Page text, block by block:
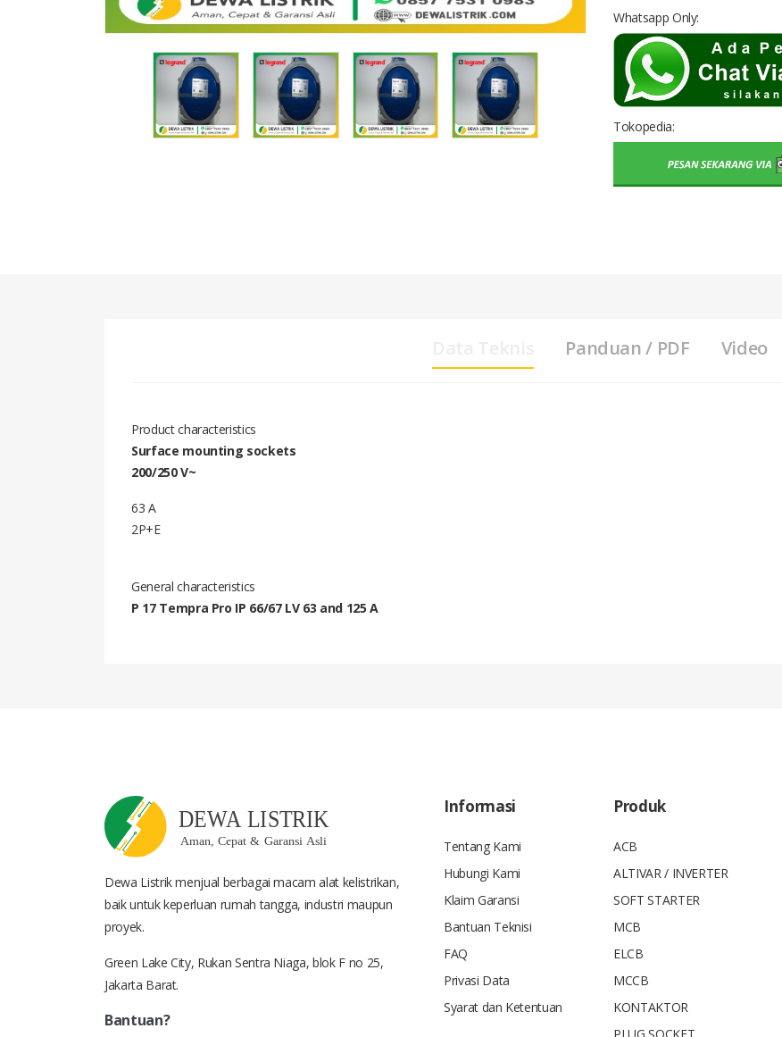
Whatsapp Only:
Tokopedia:
Panduan / PDF Video
Product characteristics
Surface mounting sockets
200/250 V~
63 A
2P+E
General characteristics
P 17 Tempra Pro IP 66/67 LV 63 and 125 A
Dewa Listrik menjual berbagai macam alat kelistrikan,
baik untuk keperluan rumah tangga, industri maupun
proyek.
Green Lake City, Rukan Sentra Niaga, blok F no 25,
Jakarta Barat.
Bantuan?
Informasi
Tentang Kami
Hubungi Kami
Klaim Garansi
Bantuan Teknisi
FAQ
Privasi Data
Syarat dan Ketentuan
Produk
ACB
ALTIVAR / INVERTER
SOFT STARTER
MCB
ELCB
MCCB
KONTAKTOR
PLUG SOCKET